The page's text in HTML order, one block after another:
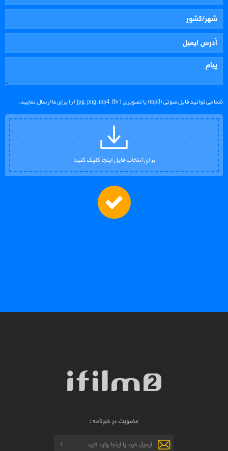
شما می توانید فایل صوتی (mp3) یا تصویری ( jpg , png , mp4 , flv ) را برای ما ارسال نمایید.
برای انتخاب فایل اینجا کلیک کنید
عضویت در خبرنامه :